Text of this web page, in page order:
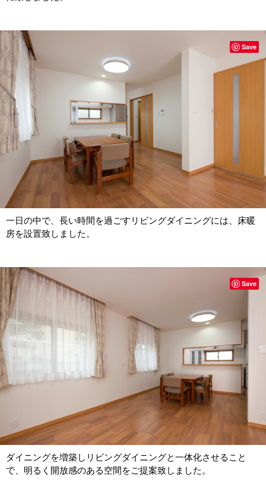
一日の中で、長い時間を過ごすリビングダイニングには、床暖
房を設置致しました。
Save
ダイニングを増築しリビングダイニングと一体化させること
で、明るく開放感のある空間をご提案致しました。
Save